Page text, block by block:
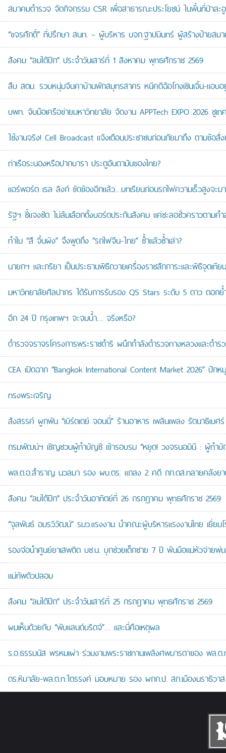
สมาคมตำรวจ จัดกิจกรรม CSR เพื่อสาธารณะประโยชน์ ในพื้นที่ป่าละอู
“ขจรศักดิ์” ที่ปรึกษา สนท. – ผู้บริหาร บจก.ฐาปนินทร์ ผู้สร้างป้ายสม
สังคม “ลมใต้ปีก” ประจำวันเสาร์ที่ 1 สิงหาคม พุทธศักราช 2569
สืบ สตม. รวบหนุ่มจีนคาบ้านพักสมุทรสาคร หนีคดีฉ้อโกงเซินเจิ้น-แอบอ
บพท. จับมือเครือข่ายมหาวิทยาลัย จัดงาน APPTech EXPO 2026 ชูเ
ใช้งานจริง! Cell Broadcast แจ้งเตือนประชาชนก่อนภัยมาถึง ตามข้อสั่
ท่าเรือระนองหรือปากบารา ประตูอันดามันของไทย?
แอร์พอร์ต เรล ลิงก์ ขัดข้องอีกแล้ว…บทเรียนก่อนรถไฟความเร็วสูงจะม
รัฐฯ ชี้แจงชัด ไม่ล้มเลือกตั้งบอร์ดประกันสังคม แค่ชะลอชั่วคราวตามค
ทำไม “สี จิ้นผิง” จึงพูดถึง “รถไฟจีน-ไทย” ซ้ำแล้วซ้ำเล่า?
นายกฯ และภริยา เป็นประธานพิธีถวายเครื่องราชสักการะและพิธีจุดเ
มหาวิทยาลัยศิลปากร ได้รับการรับรอง QS Stars ระดับ 5 ดาว ตอก
อีก 24 ปี กรุงเทพฯ จะจมน้ำ… จริงหรือ?
ตำรวจจราจรโครงการพระราชดำริ ผนึกกำลังตำรวจทางหลวงและตำ
CEA เปิดฉาก “Bangkok International Content Market 2026” ปั
ทรงพระเจริญ
สังสรรค์ ผูกพัน “เบิร์ดเดย์ จอนนี่” ร้านอาหาร เพลินเพลง รัตนาธิเบศ
กรมพัฒน์ฯ เชิญชวนผู้ทำบัญชี เข้ารอบรม “หยุด! วงจรนอมินี : ผู้ทำ
พล.ต.อ.สำราญ นวลมา รอง ผบ.ตร. แถลง 2 คดี กก.ดส.ทลายคลังย
สังคม “ลมใต้ปีก” ประจำวันอาทิตย์ที่ 26 กรกฎาคม พุทธศักราช 2569
“จุลพันธ์ อมรวิวัฒน์” รมว.แรงงาน นำคณะผู้บริหารแรงงานไทย เยี่ยม
รองจ๋อนำศูนย์ยาเสพติด บช.น. บุกช่วยเด็กชาย 7 ปี พ้นมือแม่หัวจ่ายพ่น
แม่ทัพตัวปลอม
สังคม “ลมใต้ปีก” ประจำวันเสาร์ที่ 25 กรกฎาคม พุทธศักราช 2569
ผมเห็นด้วยกับ “พับแลนด์บริดจ์”… และนี่คือเหตุผล
ร.อ.ธรรมนัส พรหมเผ่า ร่วมงานพระราชทานเพลิงศพมารดาของ พล.
ดร.หิมาลัย-พล.ต.ท.ไตรรงค์ มอบหมาย รอง ผกก.ป. สภ.เมืองนราธิว